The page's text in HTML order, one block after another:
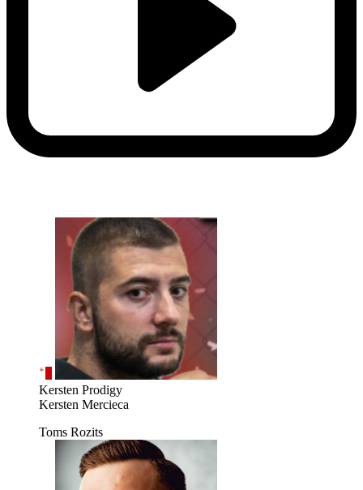
Kersten Prodigy
Kersten Mercieca
Toms Rozits